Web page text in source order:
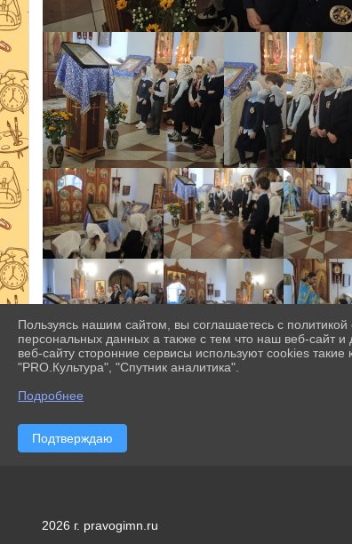
2026 г. pravogimn.ru
Пользуясь нашим сайтом, вы соглашаетесь с политикой
персональных данных а также с тем что наш веб-сайт и
веб-сайту сторонние сервисы используют cookies такие
"PRO.Культура", "Спутник аналитика".
Подробнее
Подтверждаю